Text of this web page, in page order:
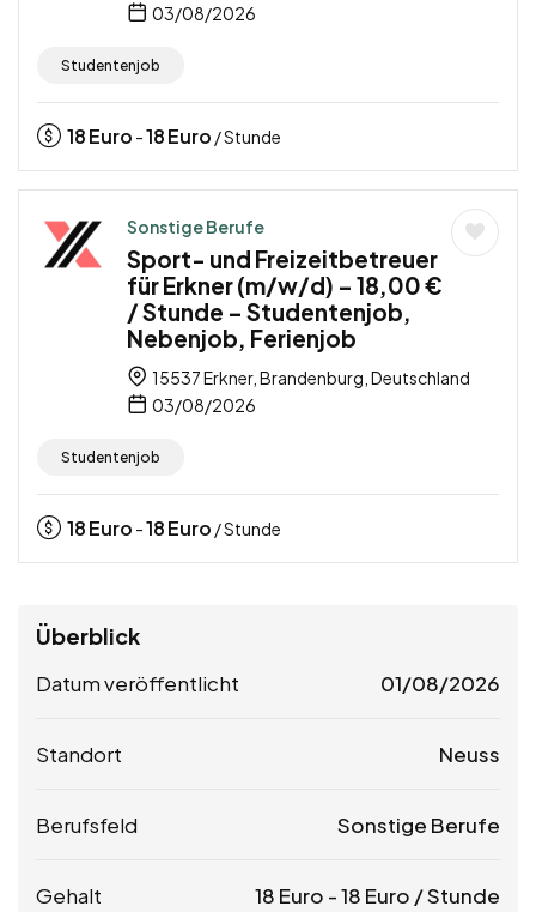
03/08/2026
Studentenjob
18Euro -18Euro / Stunde
Sonstige Berufe
Sport- und Freizeitbetreuer
für Erkner (m/w/d) – 18,00 €
/ Stunde – Studentenjob,
Nebenjob, Ferienjob
15537 Erkner, Brandenburg, Deutschland
03/08/2026
Studentenjob
18Euro -18Euro / Stunde
Überblick
Datum veröffentlicht 01/08/2026
Standort Neuss
Berufsfeld Sonstige Berufe
Gehalt 18 Euro -18 Euro / Stunde